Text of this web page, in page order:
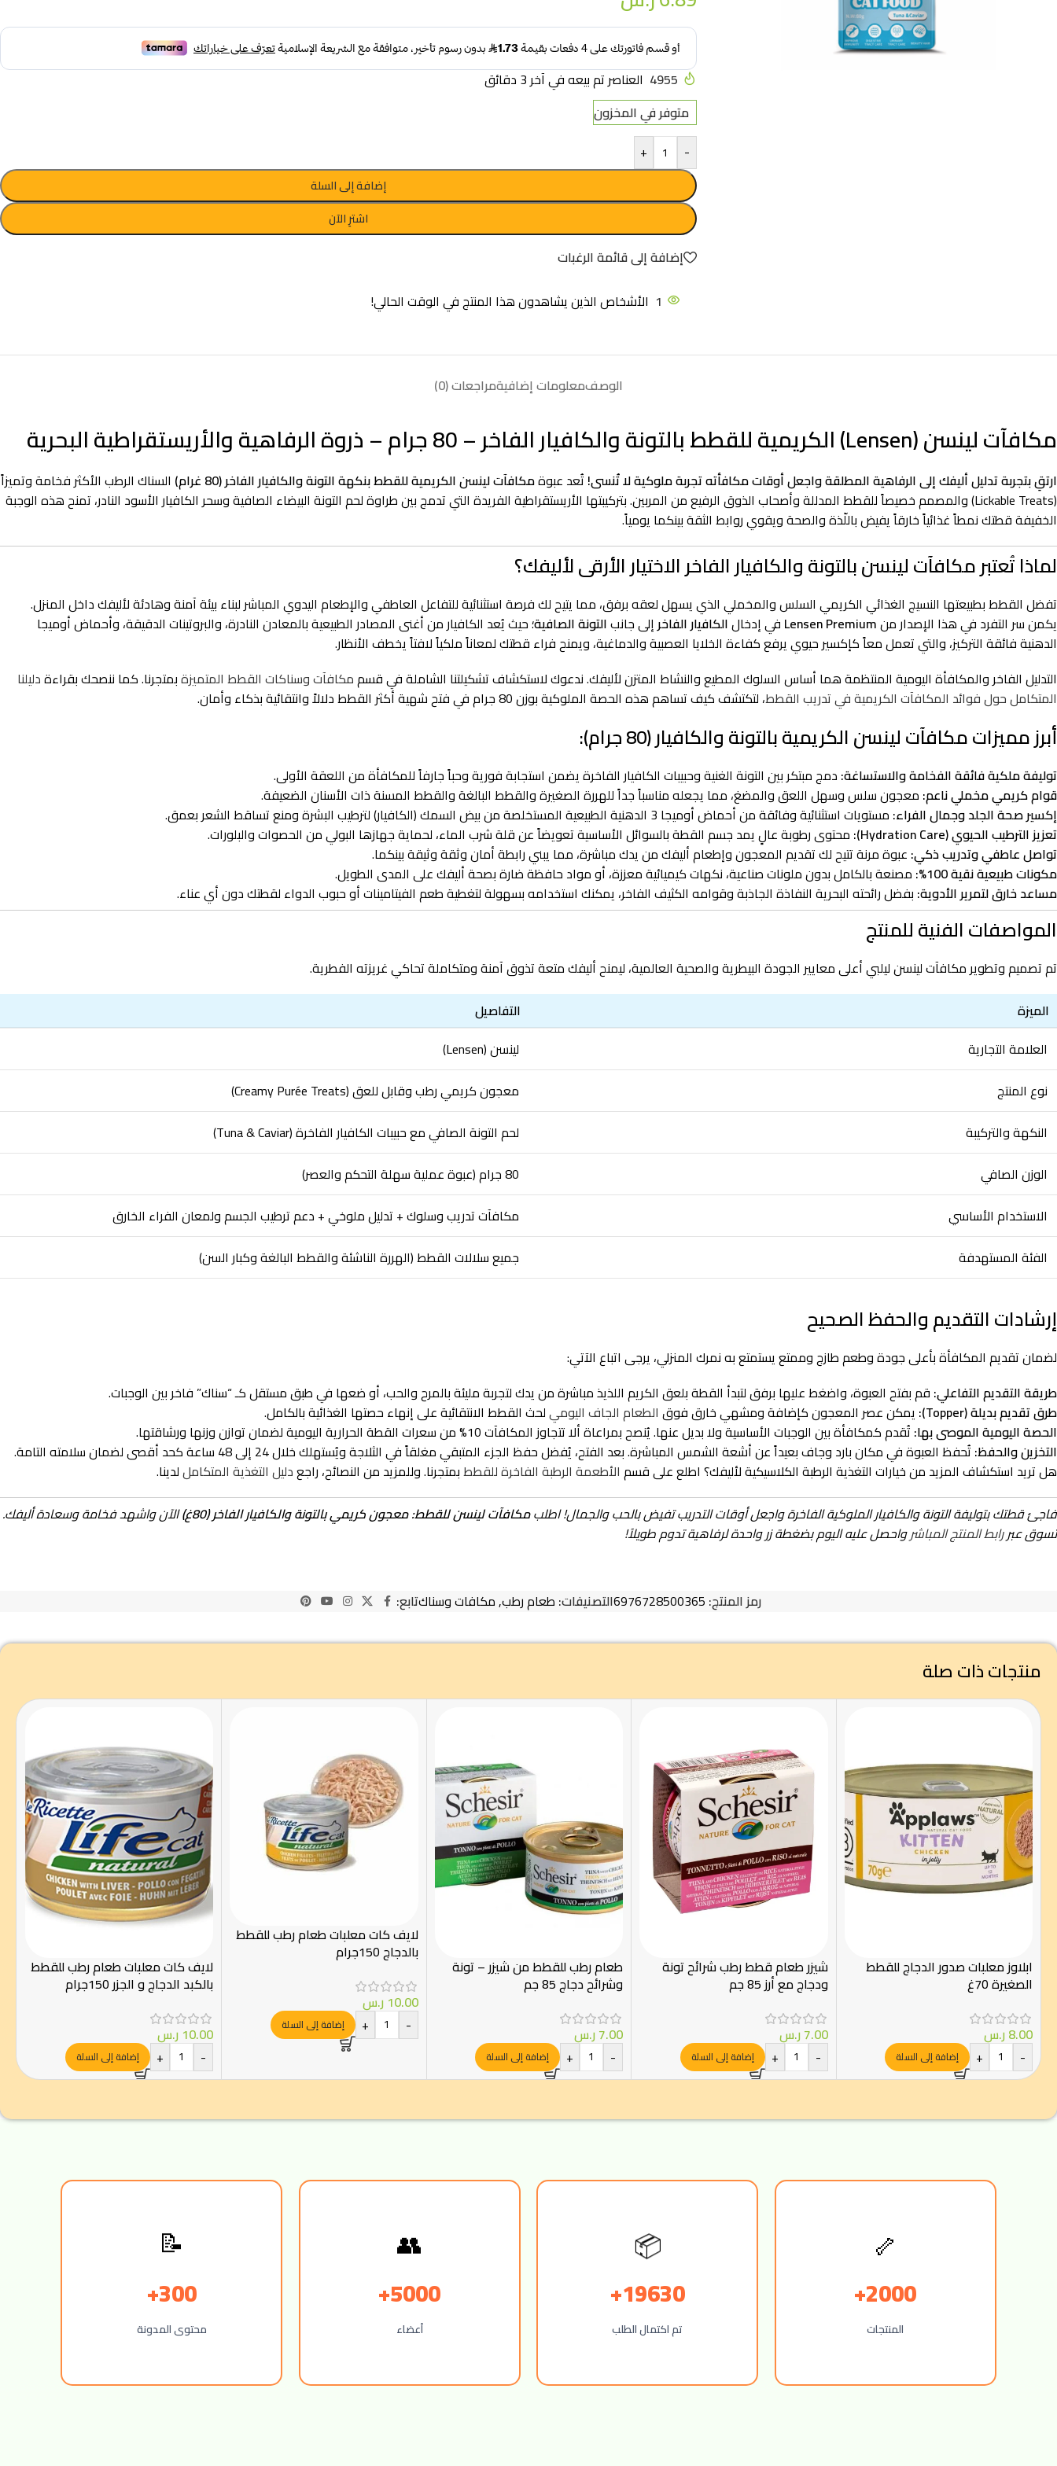
4955 العناصر تم بيعه في آخر 3 دقائق
متوفر في المخزون
-
+
إضافة إلى السلة
اشترِ الآن
إضافة إلى قائمة الرغبات
1 الأشخاص الذين يشاهدون هذا المنتج في الوقت الحالي!
الوصفمعلومات إضافيةمراجعات (0)
مكافآت لينسن (Lensen) الكريمية للقطط بالتونة والكافيار الفاخر – 80 جرام – ذروة الرفاهية والأريستقراطية البحرية
ارتقِ بتجربة تدليل أليفك إلى الرفاهية المطلقة واجعل أوقات مكافأته تجربة ملوكية لا تُنسى! تُعد عبوةمكافآت لينسن الكريمية للقطط بنكهة التونة والكافيار الفاخر (80 غرام)
السناك الرطب الأكثر فخامة وتميزاً
(Lickable Treats) والمصمم خصيصاً للقطط المدللة وأصحاب الذوق الرفيع من المربين. بتركيبتها الأريستقراطية الفريدة التي تدمج بين طراوة لحم التونة البيضاء الصافية وسحر الكافيار الأسود النادر، تمنح هذه الوجبة
الخفيفة قطتك نمطاً غذائياً خارقاً يفيض باللّذة والصحة ويقوي روابط الثقة بينكما يومياً.
لماذا تُعتبر مكافآت لينسن بالتونة والكافيار الفاخر الاختيار الأرقى لأليفك؟
تفضل القطط بطبيعتها النسيج الغذائي الكريمي السلس والمخملي الذي يسهل لعقه برفق، مما يتيح لك فرصة استثنائية للتفاعل العاطفي والإطعام اليدوي المباشر لبناء بيئة آمنة وهادئة لأليفك داخل المنزل.
يكمن سر التفرد في هذا الإصدار منLensen Premium في إدخالالكافيار الفاخرإلى جانبالتونة الصافية؛ حيث يُعد الكافيار من أغنى المصادر الطبيعية بالمعادن النادرة، والبروتينات الدقيقة، وأحماض أوميجا
الدهنية فائقة التركيز، والتي تعمل معاً كإكسير حيوي يرفع كفاءة الخلايا العصبية والدماغية، ويمنح فراء قطتك لمعاناً ملكياً لافتاً يخطف الأنظار.
التدليل الفاخر والمكافأة اليومية المنتظمة هما أساس السلوك المطيع والنشاط المتزن لأليفك. ندعوك لاستكشاف تشكيلتنا الشاملة في قسممكافآت وسناكات القطط المتميزةبمتجرنا. كما ننصحك بقراءةدليلنا
المتكامل حول فوائد المكافآت الكريمية في تدريب القطط، لتكتشف كيف تساهم هذه الحصة الملوكية بوزن 80 جرام في فتح شهية أكثر القطط دلالاً وانتقائية بذكاء وأمان.
أبرز مميزات مكافآت لينسن الكريمية بالتونة والكافيار (80 جرام):
توليفة ملكية فائقة الفخامة والاستساغة: دمج مبتكر بين التونة الغنية وحبيبات الكافيار الفاخرة يضمن استجابة فورية وحباً جارفاً للمكافأة من اللعقة الأولى.
قوام كريمي مخملي ناعم: معجون سلس وسهل اللعق والمضغ، مما يجعله مناسباً جداً للهررة الصغيرة والقطط البالغة والقطط المسنة ذات الأسنان الضعيفة.
إكسير صحة الجلد وجمال الفراء: مستويات استثنائية وفائقة من أحماض أوميجا 3 الدهنية الطبيعية المستخلصة من بيض السمك (الكافيار) لترطيب البشرة ومنع تساقط الشعر بعمق.
تعزيز الترطيب الحيوي (Hydration Care):
محتوى رطوبة عالٍ يمد جسم القطة بالسوائل الأساسية تعويضاً عن قلة شرب الماء، لحماية جهازها البولي من الحصوات والبلورات.
تواصل عاطفي وتدريب ذكي: عبوة مرنة تتيح لك تقديم المعجون وإطعام أليفك من يدك مباشرة، مما يبني رابطة أمان وثقة وثيقة بينكما.
مكونات طبيعية نقية 100%:
مصنعة بالكامل بدون ملونات صناعية، نكهات كيميائية معززة، أو مواد حافظة ضارة بصحة أليفك على المدى الطويل.
مساعد خارق لتمرير الأدوية: بفضل رائحته البحرية النفاذة الجاذبة وقوامه الكثيف الفاخر، يمكنك استخدامه بسهولة لتغطية طعم الفيتامينات أو حبوب الدواء لقطتك دون أي عناء.
المواصفات الفنية للمنتج
تم تصميم وتطوير مكافآت لينسن ليلبي أعلى معايير الجودة البيطرية والصحية العالمية، ليمنح أليفك متعة تذوق آمنة ومتكاملة تحاكي غريزته الفطرية.
الميزة
التفاصيل
العلامة التجارية
لينسن (Lensen)
نوع المنتج
معجون كريمي رطب وقابل للعق (Creamy Purée Treats)
النكهة والتركيبة
لحم التونة الصافي مع حبيبات الكافيار الفاخرة (Tuna & Caviar)
الوزن الصافي
80 جرام (عبوة عملية سهلة التحكم والعصر)
الاستخدام الأساسي
مكافآت تدريب وسلوك + تدليل ملوخي + دعم ترطيب الجسم ولمعان الفراء الخارق
الفئة المستهدفة
جميع سلالات القطط (الهررة الناشئة والقطط البالغة وكبار السن)
إرشادات التقديم والحفظ الصحيح
لضمان تقديم المكافأة بأعلى جودة وطعم طازج وممتع يستمتع به نمرك المنزلي، يرجى اتباع الآتي:
طريقة التقديم التفاعلي: قم بفتح العبوة، واضغط عليها برفق لتبدأ القطة بلعق الكريم اللذيذ مباشرة من يدك لتجربة مليئة بالمرح والحب، أو ضعها في طبق مستقل كـ “سناك” فاخر بين الوجبات.
طرق تقديم بديلة (Topper):
يمكن عصر المعجون كإضافة ومشهي خارق فوق الطعام الجاف اليوميلحث القطط الانتقائية على إنهاء حصتها الغذائية بالكامل.
الحصة اليومية الموصى بها: تُقدم كمكافأة بين الوجبات الأساسية ولا بديل عنها. يُنصح بمراعاة ألا تتجاوز المكافآت 10% من سعرات القطة الحرارية اليومية لضمان توازن وزنها ورشاقتها.
التخزين والحفظ: تُحفظ العبوة في مكان بارد وجاف بعيداً عن أشعة الشمس المباشرة. بعد الفتح، يُفضل حفظ الجزء المتبقي مغلقاً في الثلاجة ويُستهلك خلال 24 إلى 48 ساعة كحد أقصى لضمان سلامته التامة.
هل تريد استكشاف المزيد من خيارات التغذية الرطبة الكلاسيكية لأليفك؟ اطلع على قسم الأطعمة الرطبة الفاخرة للقططبمتجرنا. وللمزيد من النصائح، راجعدليل التغذية المتكامللدينا.
فاجئ قطتك بتوليفة التونة والكافيار الملوكية الفاخرة واجعل أوقات التدريب تفيض بالحب والجمال! اطلبمكافآت لينسن للقطط: معجون كريمي بالتونة والكافيار الفاخر (80غ)
الآن واشهد فخامة وسعادة أليفك.
تسوق عبررابط المنتج المباشرواحصل عليه اليوم بضغطة زر واحدة لرفاهية تدوم طويلاً!
رمز المنتج: 6976728500365التصنيفات: طعام رطب,مكافات وسناكتابع:
منتجات ذات صلة
ابلاوز معلبات صدور الدجاج للقطط
الصغيرة 70غ
8.00ر.س
-
+ إضافة إلى السلة
شيزر طعام قطط رطب شرائح تونة
ودجاج مع أرز 85 جم
7.00ر.س
-
+ إضافة إلى السلة
طعام رطب للقطط من شيزر – تونة
وشرائح دجاج 85 جم
7.00ر.س
-
+ إضافة إلى السلة
لايف كات معلبات طعام رطب للقطط
بالدجاج 150جرام
10.00 ر.س
-
+ إضافة إلى السلة
لايف كات معلبات طعام رطب للقطط
بالكبد الدجاج و الجزر 150جرام
10.00 ر.س
-
+ إضافة إلى السلة
🦴
2000+
المنتجات
📦
19630+
تم اكتمال الطلب
👥
5000+
أعضاء
📝
300+
محتوى المدونة